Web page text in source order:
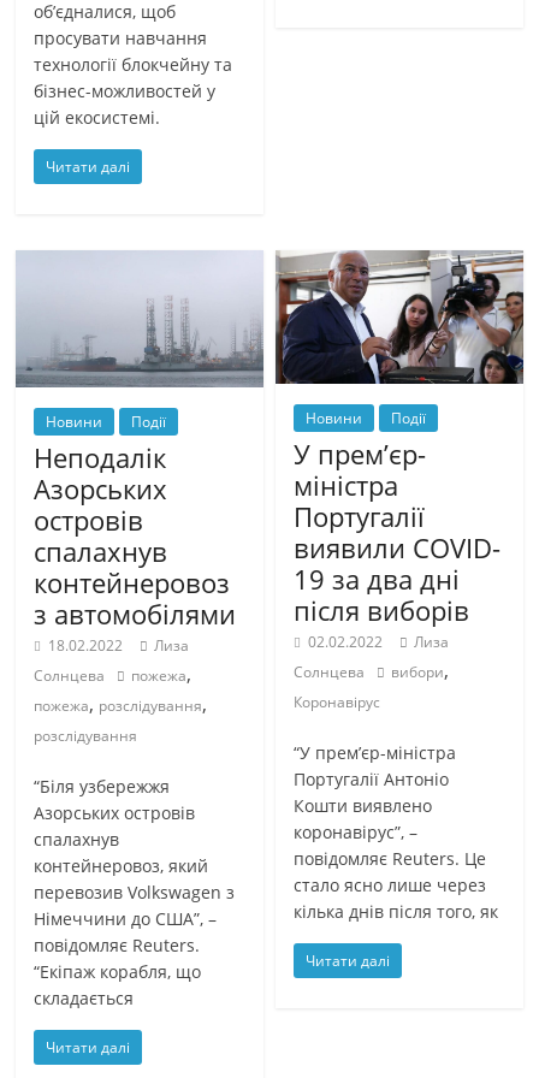
об’єдналися, щоб
просувати навчання
технології блокчейну та
бізнес-можливостей у
цій екосистемі.
Читати далі
Новини Події
Неподалік
Азорських
островів
спалахнув
контейнеровоз
з автомобілями
18.02.2022
Лиза
Солнцева
пожежа,
пожежа, розслідування,
розслідування
“Біля узбережжя
Азорських островів
спалахнув
контейнеровоз, який
перевозив Volkswagen з
Німеччини до США”, –
повідомляє Reuters.
“Екіпаж корабля, що
складається
Читати далі
Новини Події
У прем’єр-
міністра
Португалії
виявили COVID-
19 за два дні
після виборів
02.02.2022
Лиза
Солнцева
вибори,
Коронавірус
“У прем’єр-міністра
Португалії Антоніо
Кошти виявлено
коронавірус”, –
повідомляє Reuters. Це
стало ясно лише через
кілька днів після того, як
Читати далі